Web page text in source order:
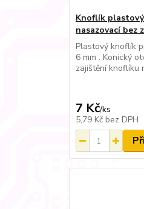
Knoflík
nasazovací bez
Plastový knoflík
6 mm . Konický
zajištění knoflíku
7 Kč/ks
5,79 Kč bez DPH